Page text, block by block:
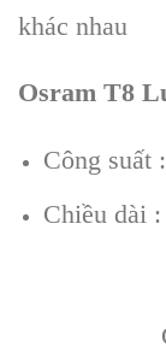
khác nhau
Osram T8
Công suất
Chiều dài